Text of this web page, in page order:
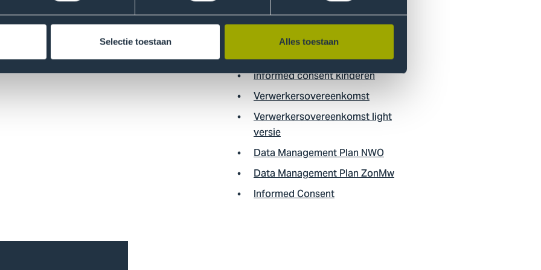
Selectie toestaan Alles toestaan
coaching
Promoveren
Geheimhoudingverklaring
datamanagement studenten
Informed consent
Informed consent kinderen
Verwerkersovereenkomst
Verwerkersovereenkomst light
versie
Data Management Plan NWO
Data Management Plan ZonMw
Informed Consent